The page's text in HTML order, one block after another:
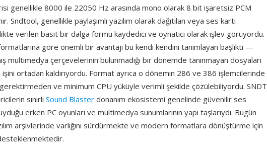
genellikle 8000 ile 22050 Hz arasında mono olarak 8 bit işaretsiz PCM
Sndtool, genellikle paylaşımlı yazılım olarak dağıtılan veya ses kartı
verilen basit bir dalga formu kaydedici ve oynatıcı olarak işlev görüyordu.
göre önemli bir avantajı bu kendi kendini tanımlayan başlıktı —
multimedya çerçevelerinin bulunmadığı bir dönemde tanınmayan dosyaları
ortadan kaldırıyordu. Format ayrıca o dönemin 286 ve 386 işlemcilerinde
gerektirmeden ve minimum CPU yüküyle verimli şekilde çözülebiliyordu. SNDT
sınırlı Sound Blaster donanım ekosistemi genelinde güvenilir ses
erken PC oyunları ve multimedya sunumlarının yapı taşlarıydı. Bugün
arşivlerinde varlığını sürdürmekte ve modern formatlara dönüştürme için